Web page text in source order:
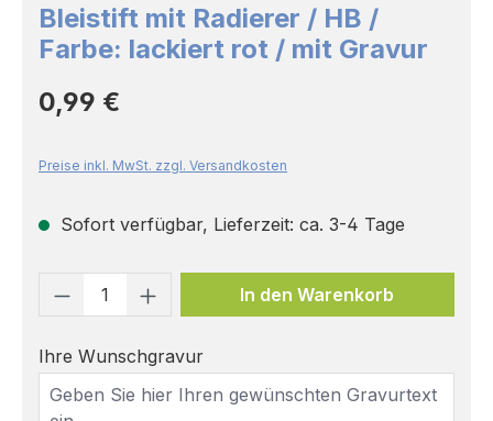
Bleistift mit Radierer / HB /
Farbe: lackiert rot / mit Gravur
Regulärer Preis:
0,99 €
Preise inkl. MwSt. zzgl. Versandkosten
Sofort verfügbar, Lieferzeit: ca. 3-4 Tage
Produkt Anzahl: Gib den
In den Warenkorb
Ihre Wunschgravur